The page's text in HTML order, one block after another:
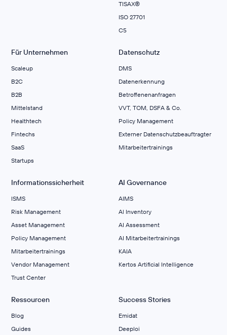
TISAX®
ISO 27701
C5
Für Unternehmen
Scaleup
B2C
B2B
Mittelstand
Healthtech
Fintechs
SaaS
Startups
Datenschutz
DMS
Datenerkennung
Betroffenenanfragen
VVT, TOM, DSFA & Co.
Policy Management
Externer Datenschutzbeauftragter
Mitarbeitertrainings
Informationssicherheit
ISMS
Risk Management
Asset Management
Policy Management
Mitarbeitertrainings
Vendor Management
Trust Center
AI Governance
AIMS
Al Inventory
AI Assessment
AI Mitarbeitertrainings
KAIA
Kertos Artificial Intelligence
Ressourcen
Blog
Guides
Success Stories
Emidat
Deeploi